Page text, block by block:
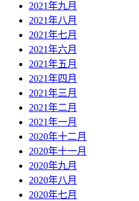
2021年九月
2021年八月
2021年七月
2021年六月
2021年五月
2021年四月
2021年三月
2021年二月
2021年一月
2020年十二月
2020年十一月
2020年九月
2020年八月
2020年七月